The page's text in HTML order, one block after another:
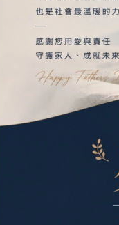
率遞減，為確
入保固範圍
廠公司貨，由原